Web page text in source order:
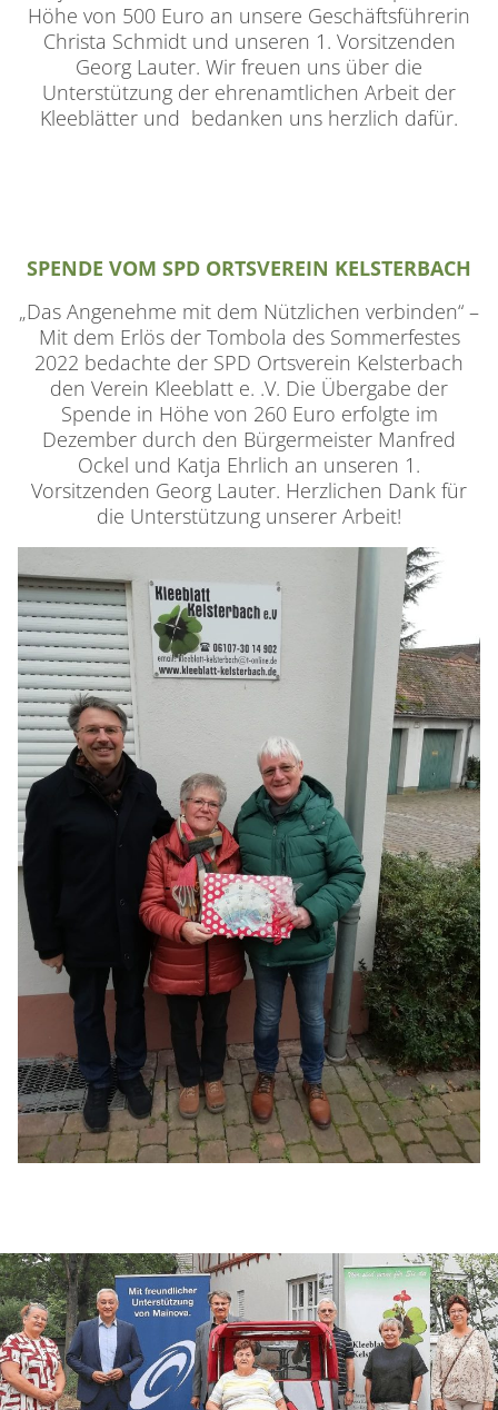
Höhe von 500 Euro an unsere Geschäftsführerin
Christa Schmidt und unseren 1. Vorsitzenden
Georg Lauter. Wir freuen uns über die
Unterstützung der ehrenamtlichen Arbeit der
Kleeblätter und bedanken uns herzlich dafür.
SPENDE VOM SPD ORTSVEREIN KELSTERBACH
„Das Angenehme mit dem Nützlichen verbinden“ –
Mit dem Erlös der Tombola des Sommerfestes
2022 bedachte der SPD Ortsverein Kelsterbach
den Verein Kleeblatt e. .V. Die Übergabe der
Spende in Höhe von 260 Euro erfolgte im
Dezember durch den Bürgermeister Manfred
Ockel und Katja Ehrlich an unseren 1.
Vorsitzenden Georg Lauter. Herzlichen Dank für
die Unterstützung unserer Arbeit!